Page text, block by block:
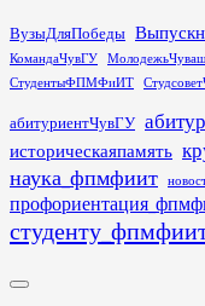
Перейти
к
содержимому
ВузыДляПобеды
КомандаЧувГУ
СтудентыФПМФиИТ
абитуриентЧувГУ
историческаяпамять
наука_фпмфиит
Основное